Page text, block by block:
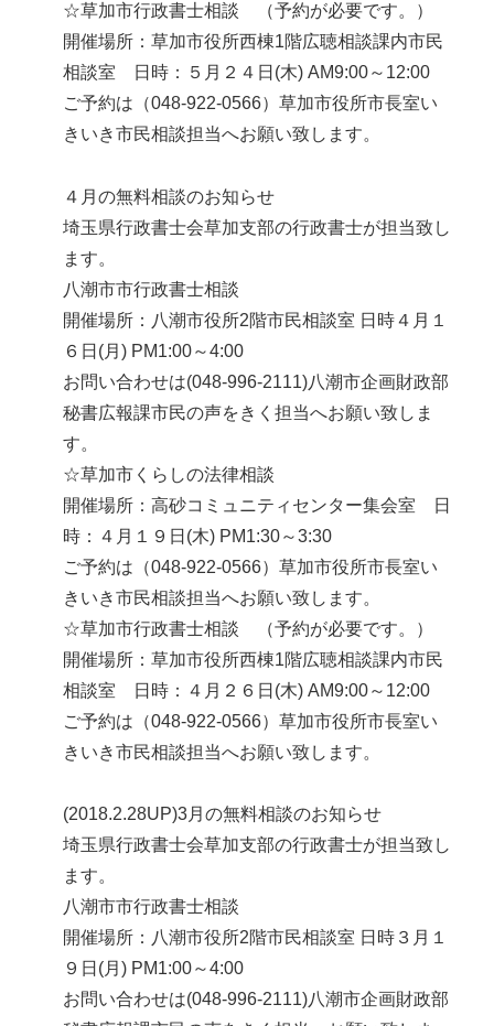
☆草加市行政書士相談 （予約が必要です。）
開催場所：草加市役所西棟1階広聴相談課内市民
相談室 日時：５月２４日(木) AM9:00～12:00
ご予約は（048-922-0566）草加市役所市長室い
きいき市民相談担当へお願い致します。
４月の無料相談のお知らせ
埼玉県行政書士会草加支部の行政書士が担当致し
ます。
八潮市市行政書士相談
開催場所：八潮市役所2階市民相談室 日時４月１
６日(月) PM1:00～4:00
お問い合わせは(048-996-2111)八潮市企画財政部
秘書広報課市民の声をきく担当へお願い致しま
す。
☆草加市くらしの法律相談
開催場所：高砂コミュニティセンター集会室 日
時：４月１９日(木) PM1:30～3:30
ご予約は（048-922-0566）草加市役所市長室い
きいき市民相談担当へお願い致します。
☆草加市行政書士相談 （予約が必要です。）
開催場所：草加市役所西棟1階広聴相談課内市民
相談室 日時：４月２６日(木) AM9:00～12:00
ご予約は（048-922-0566）草加市役所市長室い
きいき市民相談担当へお願い致します。
(2018.2.28UP)3月の無料相談のお知らせ
埼玉県行政書士会草加支部の行政書士が担当致し
ます。
八潮市市行政書士相談
開催場所：八潮市役所2階市民相談室 日時３月１
９日(月) PM1:00～4:00
お問い合わせは(048-996-2111)八潮市企画財政部